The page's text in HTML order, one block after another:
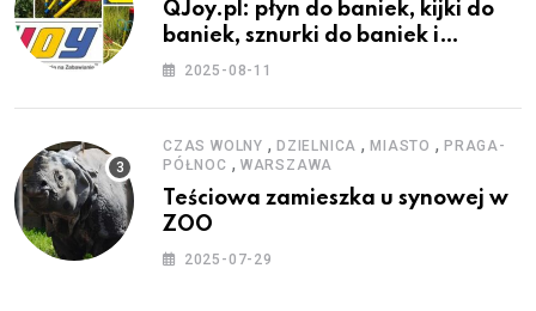
QJoy.pl: płyn do baniek, kijki do
baniek, sznurki do baniek i
zestawy do baniek
2025-08-11
CZAS WOLNY , DZIELNICA ,MIASTO ,PRAGA-
PÓŁNOC , WARSZAWA
Teściowa zamieszka u synowej w
ZOO
2025-07-29